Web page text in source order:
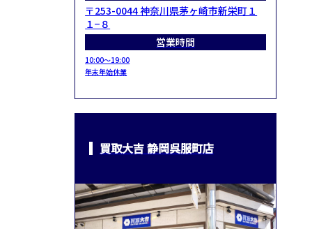
〒253-0044 神奈川県茅ヶ崎市新栄町１
１−８
営業時間
10:00～19:00
年末年始休業
買取大吉 静岡呉服町店